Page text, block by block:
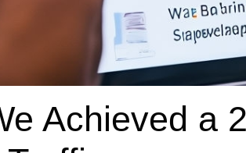
Achieved a